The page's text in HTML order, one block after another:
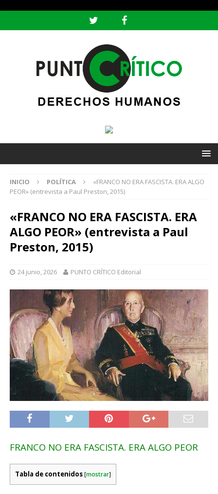
INICIO POLÍTICA
«FRANCO NO ERA FASCISTA. ERA ALGO
PEOR» (entrevista a Paul Preston, 2015)
«FRANCO NO ERA FASCISTA. ERA
ALGO PEOR» (entrevista a Paul
Preston, 2015)
24 junio, 2026 PUNTO CRÍTICO Editorial
FRANCO NO ERA FASCISTA. ERA ALGO PEOR
Tabla de contenidos [mostrar]